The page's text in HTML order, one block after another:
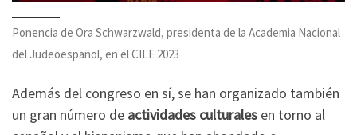
Ponencia de Ora Schwarzwald, presidenta de la Academia Nacional
del Judeoespañol, en el CILE 2023
Además del congreso en sí, se han organizado también
un gran número de actividades culturales en torno al